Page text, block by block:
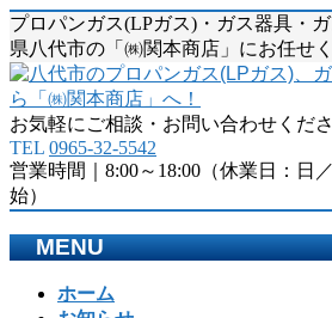
プロパンガス(LPガス)・ガス器具・
県八代市の「㈱関本商店」にお任せ
お気軽にご相談・お問い合わせくだ
TEL 0965-32-5542
営業時間｜8:00～18:00（休業日：日
始）
MENU
ホーム